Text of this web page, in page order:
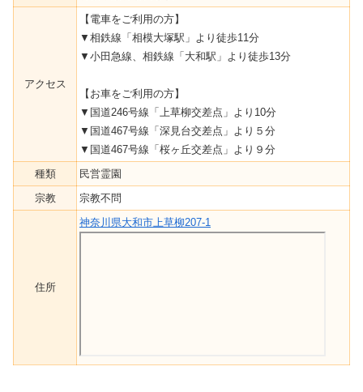
アクセス
【電車をご利用の方】
▼相鉄線「相模大塚駅」より徒歩11分
▼小田急線、相鉄線「大和駅」より徒歩13分
【お車をご利用の方】
▼国道246号線「上草柳交差点」より10分
▼国道467号線「深見台交差点」より５分
▼国道467号線「桜ヶ丘交差点」より９分
種類
民営霊園
宗教
宗教不問
住所
神奈川県大和市上草柳207-1